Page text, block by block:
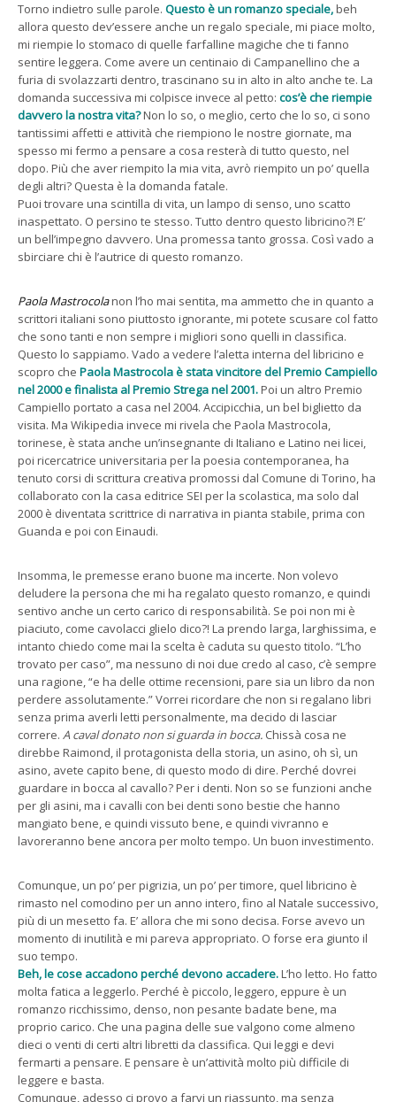
Torno indietro sulle parole. Questo è un romanzo speciale,beh
allora questo dev’essere anche un regalo speciale, mi piace molto,
mi riempie lo stomaco di quelle farfalline magiche che ti fanno
sentire leggera. Come avere un centinaio di Campanellino che a
furia di svolazzarti dentro, trascinano su in alto in alto anche te. La
domanda successiva mi colpisce invece al petto: cos’è che riempie
davvero la nostra vita?Non lo so, o meglio, certo che lo so, ci sono
tantissimi affetti e attività che riempiono le nostre giornate, ma
spesso mi fermo a pensare a cosa resterà di tutto questo, nel
dopo. Più che aver riempito la mia vita, avrò riempito un po’ quella
degli altri? Questa è la domanda fatale.
Puoi trovare una scintilla di vita, un lampo di senso, uno scatto
inaspettato. O persino te stesso. Tutto dentro questo libricino?! E’
un bell’impegno davvero. Una promessa tanto grossa. Così vado a
sbirciare chi è l’autrice di questo romanzo.
Paola Mastrocolanon l’ho mai sentita, ma ammetto che in quanto a
scrittori italiani sono piuttosto ignorante, mi potete scusare col fatto
che sono tanti e non sempre i migliori sono quelli in classifica.
Questo lo sappiamo. Vado a vedere l’aletta interna del libricino e
scopro che Paola Mastrocola è stata vincitore del Premio Campiello
nel 2000 e finalista al Premio Strega nel 2001.Poi un altro Premio
Campiello portato a casa nel 2004. Accipicchia, un bel biglietto da
visita. Ma Wikipedia invece mi rivela che Paola Mastrocola,
torinese, è stata anche un’insegnante di Italiano e Latino nei licei,
poi ricercatrice universitaria per la poesia contemporanea, ha
tenuto corsi di scrittura creativa promossi dal Comune di Torino, ha
collaborato con la casa editrice SEI per la scolastica, ma solo dal
2000 è diventata scrittrice di narrativa in pianta stabile, prima con
Guanda e poi con Einaudi.
Insomma, le premesse erano buone ma incerte. Non volevo
deludere la persona che mi ha regalato questo romanzo, e quindi
sentivo anche un certo carico di responsabilità. Se poi non mi è
piaciuto, come cavolacci glielo dico?! La prendo larga, larghissima, e
intanto chiedo come mai la scelta è caduta su questo titolo. “L’ho
trovato per caso”, ma nessuno di noi due credo al caso, c’è sempre
una ragione, “e ha delle ottime recensioni, pare sia un libro da non
perdere assolutamente.” Vorrei ricordare che non si regalano libri
senza prima averli letti personalmente, ma decido di lasciar
correre. A caval donato non si guarda in bocca. Chissà cosa ne
direbbe Raimond, il protagonista della storia, un asino, oh sì, un
asino, avete capito bene, di questo modo di dire. Perché dovrei
guardare in bocca al cavallo? Per i denti. Non so se funzioni anche
per gli asini, ma i cavalli con bei denti sono bestie che hanno
mangiato bene, e quindi vissuto bene, e quindi vivranno e
lavoreranno bene ancora per molto tempo. Un buon investimento.
Comunque, un po’ per pigrizia, un po’ per timore, quel libricino è
rimasto nel comodino per un anno intero, fino al Natale successivo,
più di un mesetto fa. E’ allora che mi sono decisa. Forse avevo un
momento di inutilità e mi pareva appropriato. O forse era giunto il
suo tempo.
Beh, le cose accadono perché devono accadere.L’ho letto. Ho fatto
molta fatica a leggerlo. Perché è piccolo, leggero, eppure è un
romanzo ricchissimo, denso, non pesante badate bene, ma
proprio carico. Che una pagina delle sue valgono come almeno
dieci o venti di certi altri libretti da classifica. Qui leggi e devi
fermarti a pensare. E pensare è un’attività molto più difficile di
leggere e basta.
Comunque, adesso ci provo a farvi un riassunto, ma senza